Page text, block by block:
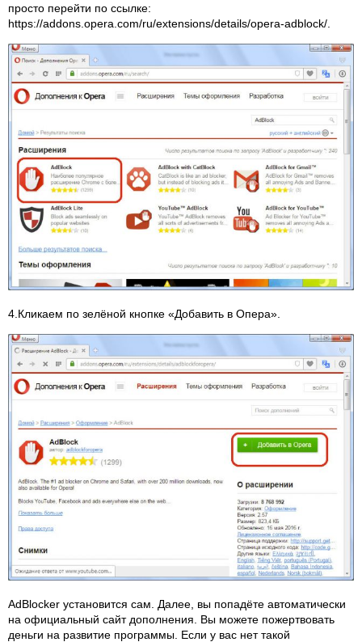
просто перейти по ссылке:
https://addons.opera.com/ru/extensions/details/opera-adblock/.
4.Кликаем по зелёной кнопке «Добавить в Опера».
AdBlocker установится сам. Далее, вы попадёте автоматически
на официальный сайт дополнения. Вы можете пожертвовать
деньги на развитие программы. Если у вас нет такой